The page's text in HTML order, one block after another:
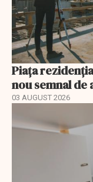
Piața
nou semnal de
03 AUGUST 2026